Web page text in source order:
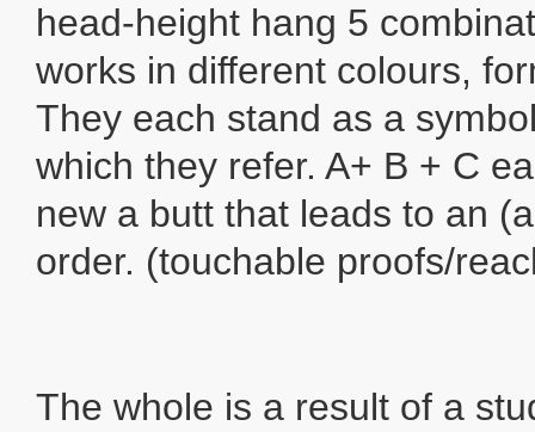
head-height hang 5
works in different colours,
They each stand as a
which they refer. A+ B + C
new a butt that leads to an
order. (touchable proofs/
The whole is a result of a